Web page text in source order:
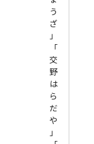
う
ざ
」
「
交
野
は
ら
だ
や
」